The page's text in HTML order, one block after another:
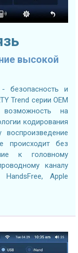
высокой
безопасность и
Trend серии OEM
возможность на
кодирования
происходит без
к головному
каналу
Apple